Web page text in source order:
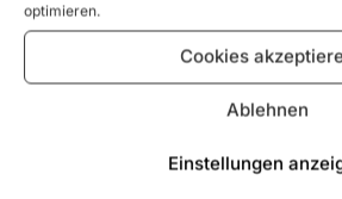
optimieren.
Cookies
Ablehnen
Einstellungen
Ihr Partner für maßgeschneiderte E-
und professionelle Firmenauftritte im
2012 entwickeln wir erfolgreiche
Magento, WooCommerce und